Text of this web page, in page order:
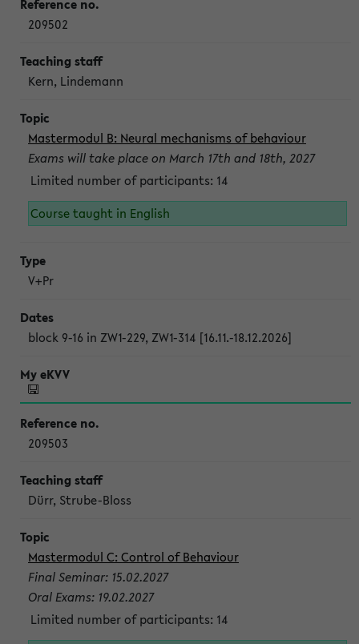
209502
Kern, Lindemann
Mastermodul B: Neural mechanisms of behaviour
Exams will take place on March 17th and 18th, 2027
Limited number of participants: 14
Course taught in English
V+Pr
block 9-16 in ZW1-229, ZW1-314 [16.11.-18.12.2026]
209503
Dürr, Strube-Bloss
Mastermodul C: Control of Behaviour
Final Seminar: 15.02.2027
Oral Exams: 19.02.2027
Limited number of participants: 14